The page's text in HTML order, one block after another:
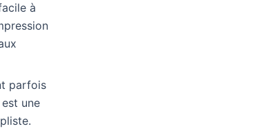
à
parfois
une